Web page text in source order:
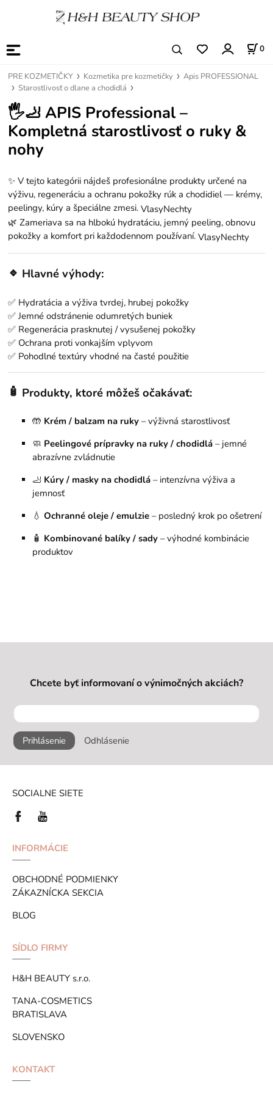
0
PRE KOZMETIČKY Kozmetika pre kozmetičky
Apis PROFESSIONAL
Starostlivosť o dlane a chodidlá
🖐️🦶APIS Professional –
Kompletná starostlivosť o ruky &
nohy
✨ V tejto kategórii nájdeš profesionálne produkty určené na
výživu, regeneráciu a ochranu pokožky rúk a chodidiel — krémy,
peelingy, kúry a špeciálne zmesi.VlasyNechty
🌿 Zameriava sa na hlbokú hydratáciu, jemný peeling, obnovu
pokožky a komfort pri každodennom používaní.VlasyNechty
🔹 Hlavné výhody:
✅ Hydratácia a výživa tvrdej, hrubej pokožky
✅ Jemné odstránenie odumretých buniek
✅ Regenerácia prasknutej / vysušenej pokožky
✅ Ochrana proti vonkajším vplyvom
✅ Pohodlné textúry vhodné na časté použitie
🧴 Produkty, ktoré môžeš očakávať:
🤲 Krém / balzam na ruky – výživná starostlivosť
🧼 Peelingové prípravky na ruky / chodidlá – jemné
abrazívne zvládnutie
🦶 Kúry / masky na chodidlá – intenzívna výživa a
jemnosť
💧Ochranné oleje / emulzie – posledný krok po ošetrení
🧴 Kombinované balíky / sady – výhodné kombinácie
produktov
Chcete byť informovaní o výnimočných akciách?
Prihlásenie Odhlásenie
SOCIALNE SIETE
INFORMÁCIE
OBCHODNÉ PODMIENKY
ZÁKAZNÍCKA SEKCIA
BLOG
SÍDLO FIRMY
H&H BEAUTY s.r.o.
TANA-COSMETICS
BRATISLAVA
SLOVENSKO
KONTAKT